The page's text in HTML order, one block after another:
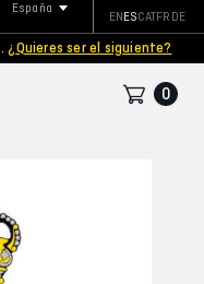
¿Quieres ser el siguiente?
España
ENESCATFR DE
0